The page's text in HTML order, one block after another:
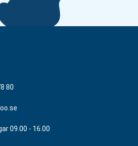
80
09.00 - 16.00